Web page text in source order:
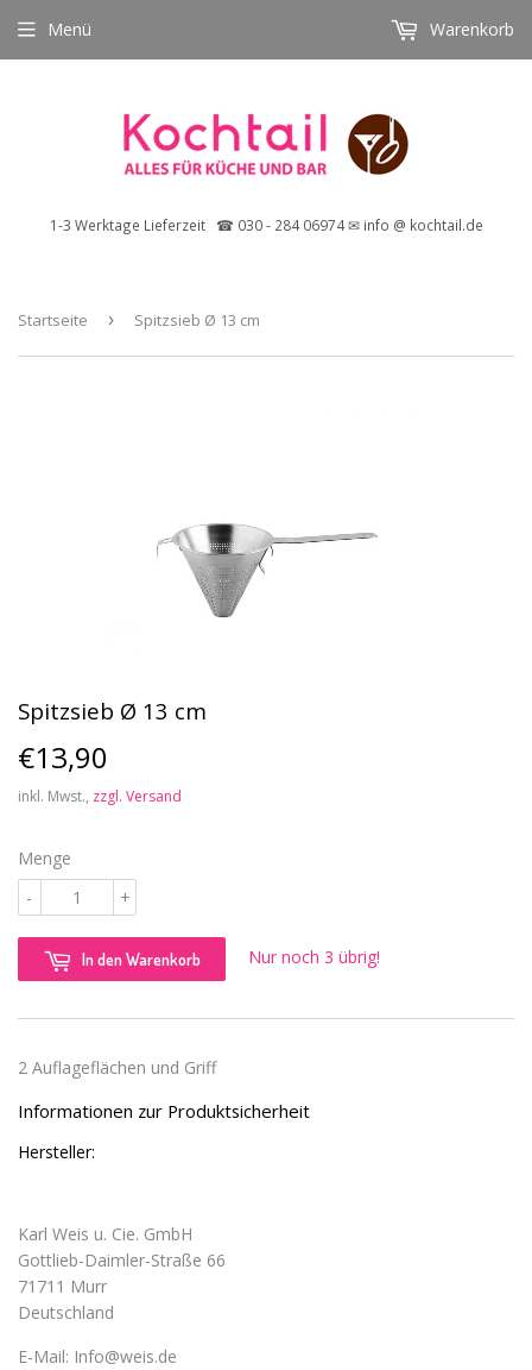
1-3 Werktage Lieferzeit ☎ 030 - 284 06974 ✉ info @ kochtail.de
Menü Warenkorb
Startseite › Spitzsieb Ø 13 cm
Spitzsieb Ø 13 cm
€13,90
inkl. Mwst., zzgl. Versand
Menge
+
-
In den Warenkorb Nur noch 3 übrig!
2 Auflageflächen und Griff
Informationen zur Produktsicherheit
Hersteller:
Karl Weis u. Cie. GmbH
Gottlieb-Daimler-Straße 66
71711 Murr
Deutschland
E-Mail: Info@weis.de